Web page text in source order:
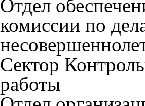
Отдел
комиссии по
Сектор
работы